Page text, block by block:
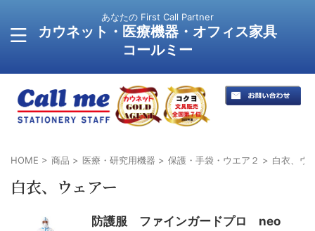
あなたの First Call Partner
カウネット・医療機器・オフィス家具
コールミー
HOME > 商品 > 医療・研究用機器 > 保護・手袋・ウエア２ > 白衣、ウ
白衣、ウェアー
防護服 ファインガードプロ neo